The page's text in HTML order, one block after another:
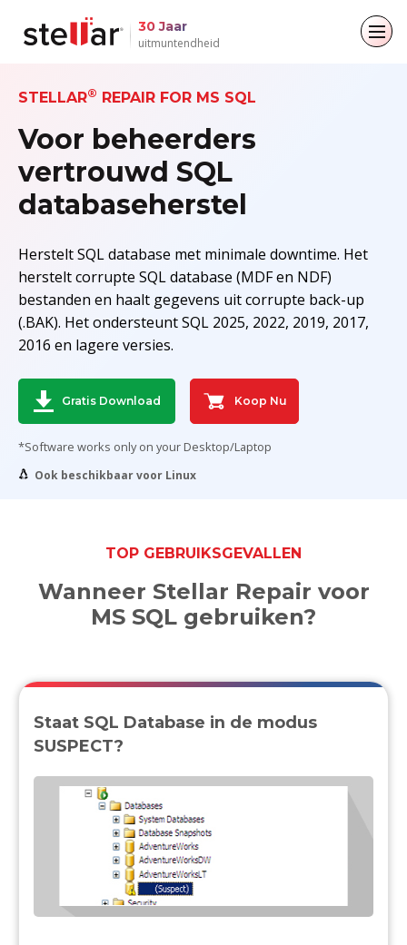
30 Jaar
uitmuntendheid
Terug naar hoofdmenu
Voor particulieren
Gegevensherstel
Bestand repareren
Data Erasure
Terug naar hoofdmenu
Voor bedrijven
Reparatie per e-mail
Bestands- en databasereparatie
Data Recovery
Toolkit
Terug naar hoofdmenu
Over
Bedrijf
Leiderschap
Mediadekking
Persberichten
Terug naar hoofdmenu
Bronnen
Blogs
Artikelen
Video's
STELLAR® REPAIR FOR MS SQL
Voor beheerders
vertrouwd SQL
databaseherstel
Herstelt SQL database met minimale downtime. Het
herstelt corrupte SQL database (MDF en NDF)
bestanden en haalt gegevens uit corrupte back-up
(.BAK). Het ondersteunt SQL 2025, 2022, 2019, 2017,
2016 en lagere versies.
Gratis Download Koop Nu
*Software works only on your Desktop/Laptop
Ook beschikbaar voor Linux
TOP GEBRUIKSGEVALLEN
Wanneer Stellar Repair voor
MS SQL gebruiken?
Staat SQL Database in de modus
SUSPECT?